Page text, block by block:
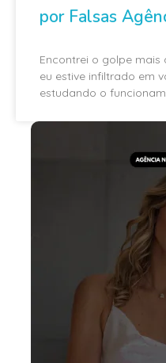
por Falsas
Encontrei o golpe
eu estive infiltrado em
estudando o